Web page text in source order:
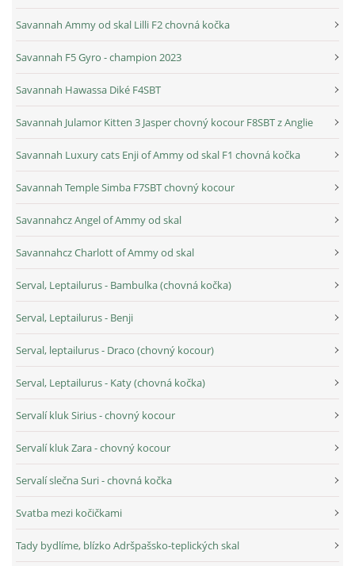
Savannah Ammy od skal Lilli F2 chovná kočka
Savannah F5 Gyro - champion 2023
Savannah Hawassa Diké F4SBT
Savannah Julamor Kitten 3 Jasper chovný kocour F8SBT z Anglie
Savannah Luxury cats Enji of Ammy od skal F1 chovná kočka
Savannah Temple Simba F7SBT chovný kocour
Savannahcz Angel of Ammy od skal
Savannahcz Charlott of Ammy od skal
Serval, Leptailurus - Bambulka (chovná kočka)
Serval, Leptailurus - Benji
Serval, leptailurus - Draco (chovný kocour)
Serval, Leptailurus - Katy (chovná kočka)
Servalí kluk Sirius - chovný kocour
Servalí kluk Zara - chovný kocour
Servalí slečna Suri - chovná kočka
Svatba mezi kočičkami
Tady bydlíme, blízko Adršpašsko-teplických skal